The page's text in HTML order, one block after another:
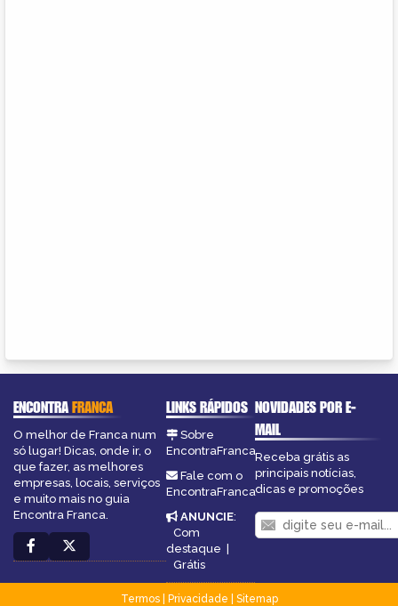
ENCONTRAFRANCA
O melhor de Franca num
só lugar! Dicas, onde ir, o
que fazer, as melhores
empresas, locais, serviços
e muito mais no guia
Encontra Franca.
LINKS RÁPIDOS
Sobre
EncontraFranca
Fale com o
EncontraFranca
ANUNCIE:
Com
destaque |
Grátis
NOVIDADES POR E-
MAIL
Receba grátis as
principais notícias,
dicas e promoções
Termos| Privacidade
Sitemap